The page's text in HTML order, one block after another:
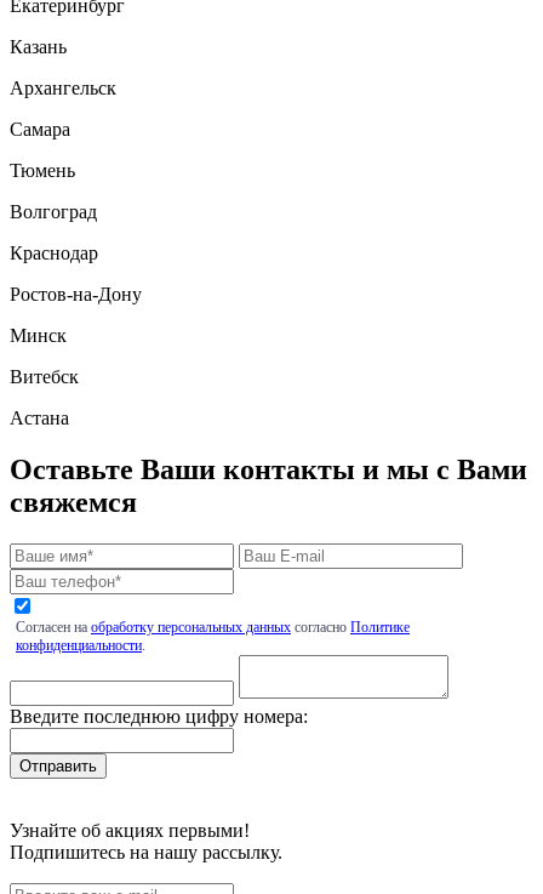
Екатеринбург
Казань
Архангельск
Самара
Тюмень
Волгоград
Краснодар
Ростов-на-Дону
Минск
Витебск
Астана
Оставьте Ваши контакты и мы с Вами
свяжемся
Согласен на обработку персональных данных согласно Политике
конфиденциальности.
Введите последнюю цифру номера:
Узнайте об акциях первыми!
Подпишитесь на нашу рассылку.